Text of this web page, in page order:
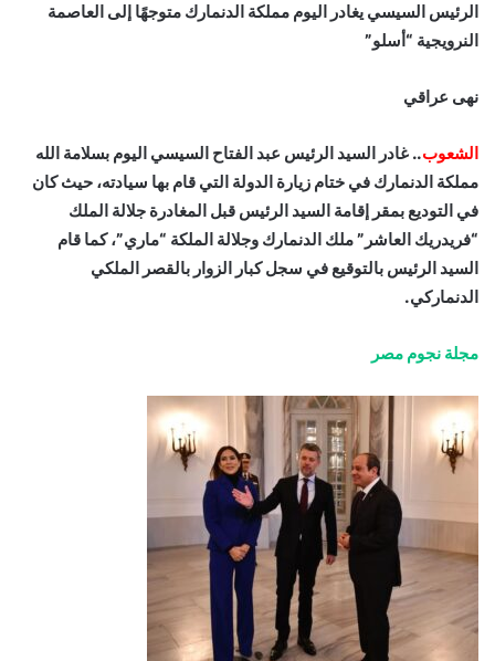
الرئيس السيسي يغادر اليوم مملكة الدنمارك متوجهًا إلى العاصمة
النرويجية “أسلو”
نهى عراقي
الشعوب.. غادر السيد الرئيس عبد الفتاح السيسي اليوم بسلامة الله
مملكة الدنمارك في ختام زيارة الدولة التي قام بها سيادته، حيث كان
في التوديع بمقر إقامة السيد الرئيس قبل المغادرة جلالة الملك
“فريدريك العاشر” ملك الدنمارك وجلالة الملكة “ماري”، كما قام
السيد الرئيس بالتوقيع في سجل كبار الزوار بالقصر الملكي
الدنماركي.
مجلة نجوم مصر